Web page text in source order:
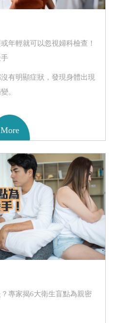
年輕就可以忽視婦科檢查！
有明顯症狀，發現身體出現
。
More
專家揭6大衛生盲點為親密